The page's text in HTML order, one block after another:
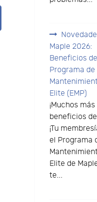
Maple 2026:
Beneficios
Programa de
Elite (EMP)
¡Muchos más
beneficios de
¡Tu
el Programa
Elite de
te...